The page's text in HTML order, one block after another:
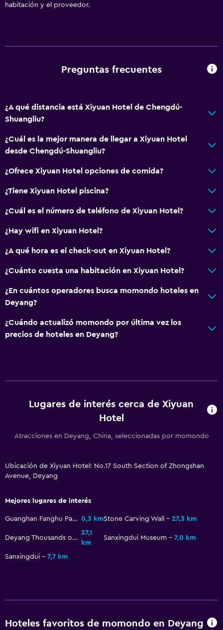
Traslado aeropuerto
TV por cable o vía satélite
Accesibilidad y adecuación
Baño
Secador de pelo
Actividades
General
Espacio de almacenamiento
Salud y seguridad
Spa
habitación y el proveedor.
Preguntas frecuentes
¿A qué distancia está Xiyuan Hotel de Chengdú-
Shuangliu?
¿Cuál es la mejor manera de llegar a Xiyuan Hotel
desde Chengdú-Shuangliu?
¿Ofrece Xiyuan Hotel opciones de comida?
¿Tiene Xiyuan Hotel piscina?
¿Cuál es el número de teléfono de Xiyuan Hotel?
¿Hay wifi en Xiyuan Hotel?
¿A qué hora es el check-out en Xiyuan Hotel?
¿Cuánto cuesta una habitación en Xiyuan Hotel?
¿En cuántos operadores busca momondo hoteles en
Deyang?
¿Cuándo actualizó momondo por última vez los
precios de hoteles en Deyang?
Lugares de interés cerca de Xiyuan
Hotel
Atracciones en Deyang, China, seleccionadas por momondo
Ubicación de Xiyuan Hotel: No.17 South Section of Zhongshan
Avenue, Deyang
Mejores lugares de interés
Guanghan Fanghu Park 0,3 kmStone Carving Wall 27,3 km
Deyang Thousands of Buddhas Monastery
37,1
km
Sanxingdui Museum 7,0 km
Sanxingdui 7,7 km
Hoteles favoritos de momondo en Deyang